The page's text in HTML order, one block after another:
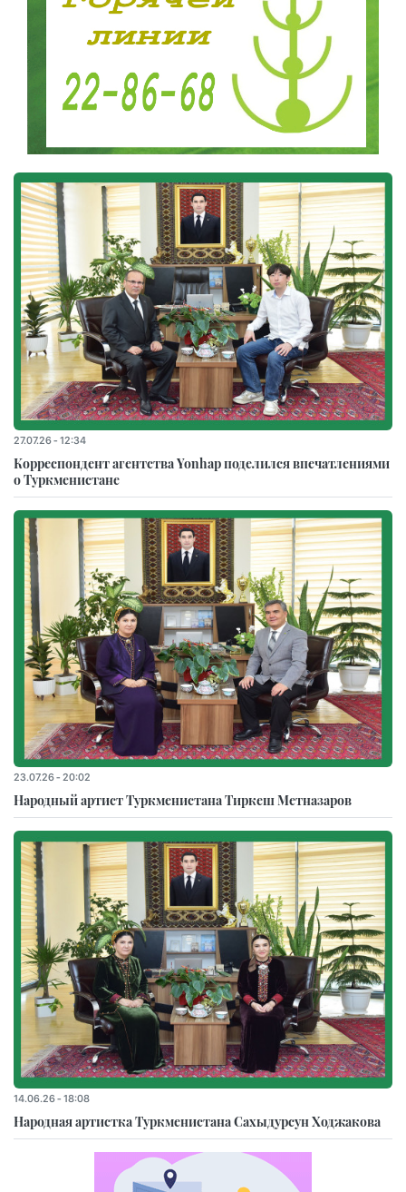
27.07.26 - 12:34
Корреспондент агентства Yonhap поделился впечатлениями
о Туркменистане
23.07.26 - 20:02
Народный артист Туркменистана Тиркеш Мeтназаров
14.06.26 - 18:08
Народная артистка Туркменистана Сахыдурсун Ходжакова